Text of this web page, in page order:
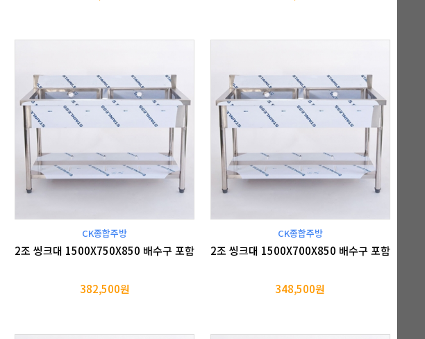
CK종합주방
2조 씽크대 1500X750X850 배수구 포함
382,500원
CK종합주방
2조 씽크대 1500X700X850 배수구 포함
348,500원